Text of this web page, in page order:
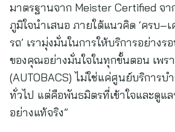
มาตรฐานจาก Meister Certified จ
ภูมิใจนำเสนอ ภายใต้แนวคิด ‘ครบ–
รถ’ เรามุ่งมั่นในการให้บริการอย่าง
ของคุณอย่างมั่นใจในทุกขั้นตอน เพร
(AUTOBACS) ไม่ใช่แค่ศูนย์บริการบ
ทั่วไป แต่คือพันธมิตรที่เข้าใจและดูแล
อย่างแท้จริง”